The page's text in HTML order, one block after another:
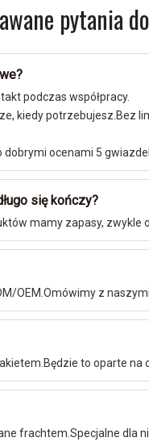
pytania
podczas współpracy.
kiedy potrzebujesz.Bez
ocenami 5
się kończy?
mamy zapasy, zwykle
OEM.Omówimy z
to oparte
frachtem.Specjalne dla